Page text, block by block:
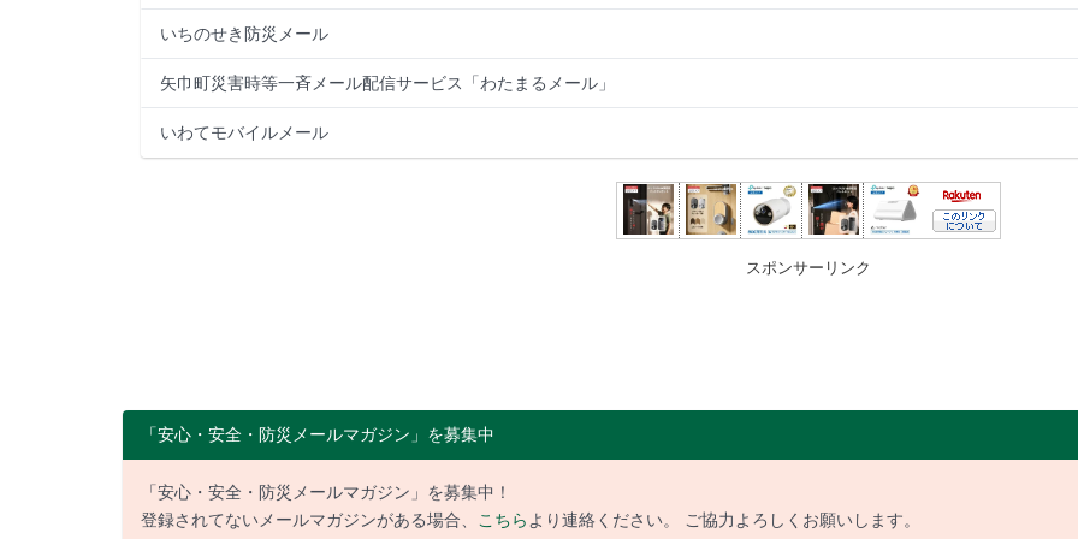
いちのせき防災メール
矢巾町災害時等一斉メール配信サービス「わたまるメール」
いわてモバイルメール
スポンサーリンク
「安心・安全・防災メールマガジン」を募集中
「安心・安全・防災メールマガジン」を募集中！
登録されてないメールマガジンがある場合、 こちらより連絡ください。 ご協力よろしくお願いします。